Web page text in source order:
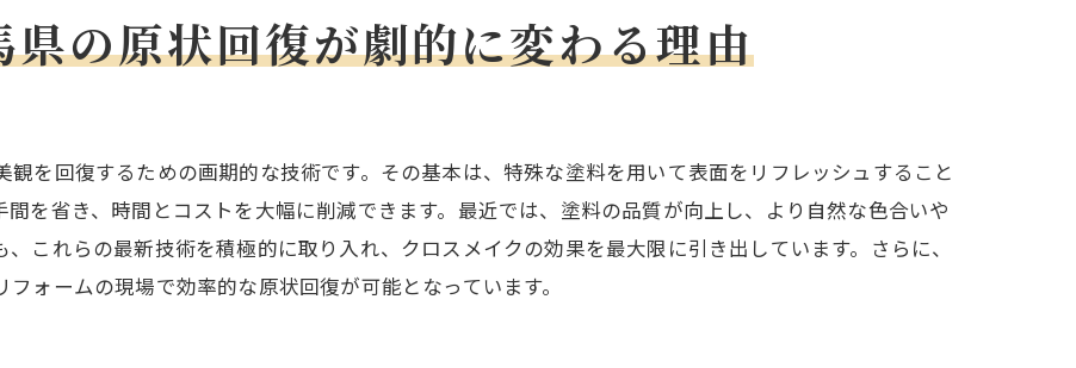
環境保護の視点から見るクロスメイクの利点
群馬県の賃貸物件オーナー必見！クロスメイクの魅力
原状回復を効率化するクロスメイクの活用法
クロスメイクで入居者満足度を向上させる方法
クロスメイクによる賃貸物件の資産価値向上
クロスメイクにおける施工の迅速さとその理由
の原状回復が劇的に変わる理由
を回復するための画期的な技術です。その基本は、特殊な塗料を用いて表面をリフレッシュすること
を省き、時間とコストを大幅に削減できます。最近では、塗料の品質が向上し、より自然な色合いや
これらの最新技術を積極的に取り入れ、クロスメイクの効果を最大限に引き出しています。さらに、
ォームの現場で効率的な原状回復が可能となっています。